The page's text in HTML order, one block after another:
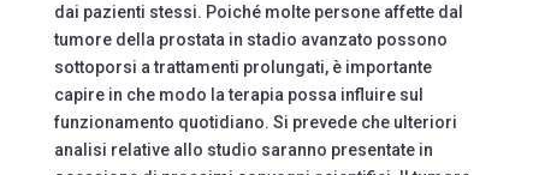
dai pazienti stessi. Poiché molte persone affette dal
tumore della prostata in stadio avanzato possono
sottoporsi a trattamenti prolungati, è importante
capire in che modo la terapia possa influire sul
funzionamento quotidiano. Si prevede che ulteriori
analisi relative allo studio saranno presentate in